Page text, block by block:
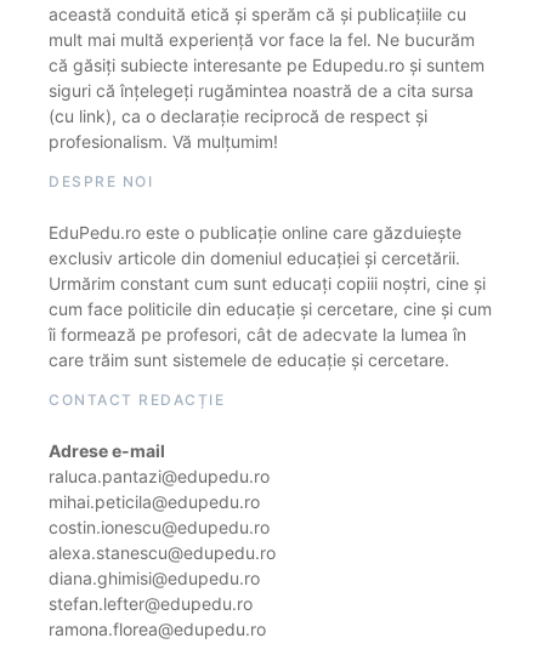
această conduită etică și sperăm că și publicațiile cu
mult mai multă experiență vor face la fel. Ne bucurăm
că găsiți subiecte interesante pe Edupedu.ro și suntem
siguri că înțelegeți rugămintea noastră de a cita sursa
(cu link), ca o declarație reciprocă de respect și
profesionalism. Vă mulțumim!
DESPRE NOI
EduPedu.ro este o publicație online care găzduiește
exclusiv articole din domeniul educației și cercetării.
Urmărim constant cum sunt educați copiii noștri, cine și
cum face politicile din educație și cercetare, cine și cum
îi formează pe profesori, cât de adecvate la lumea în
care trăim sunt sistemele de educație și cercetare.
CONTACT REDACȚIE
Adrese e-mail
raluca.pantazi@edupedu.ro
mihai.peticila@edupedu.ro
costin.ionescu@edupedu.ro
alexa.stanescu@edupedu.ro
diana.ghimisi@edupedu.ro
stefan.lefter@edupedu.ro
ramona.florea@edupedu.ro